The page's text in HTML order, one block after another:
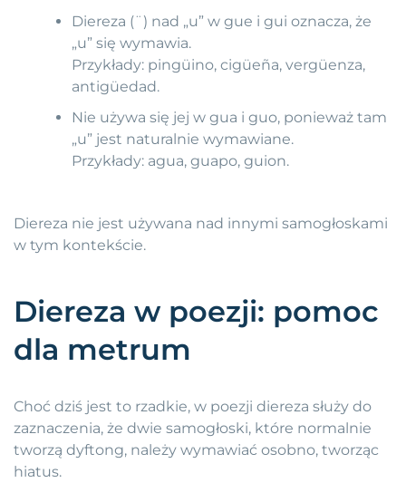
Diereza (¨) nad „u” w gue i gui oznacza, że
„u” się wymawia.
Przykłady: pingüino, cigüeña, vergüenza,
antigüedad.
Nie używa się jej w gua i guo, ponieważ tam
„u” jest naturalnie wymawiane.
Przykłady: agua, guapo, guion.
Diereza nie jest używana nad innymi samogłoskami
w tym kontekście.
Diereza w poezji: pomoc
dla metrum
Choć dziś jest to rzadkie, w poezji diereza służy do
zaznaczenia, że dwie samogłoski, które normalnie
tworzą dyftong, należy wymawiać osobno, tworząc
hiatus.